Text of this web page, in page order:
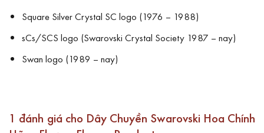
Square Silver Crystal SC logo (1976 – 1988)
sCs/SCS logo (Swarovski Crystal Society 1987 – nay)
Swan logo (1989 – nay)
1 đánh giá cho Dây Chuyền Swarovski Hoa Chính